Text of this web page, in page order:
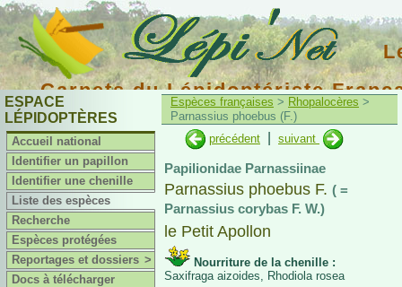
Carnets du Lépidoptériste
ESPACE
LÉPIDOPTÈRES
Accueil national
Identifier un papillon
Identifier une chenille
Liste des espèces
Recherche
Espèces protégées
Reportages et dossiers >
Docs à télécharger
Espèces françaises > Rhopalocères >
Parnassius phoebus (F.)
précédent
suivant
Papilionidae Parnassiinae
Parnassius phoebus F. ( =
Parnassius corybas F. W.)
le Petit Apollon
Nourriture de la chenille :
Saxifraga aizoides, Rhodiola rosea